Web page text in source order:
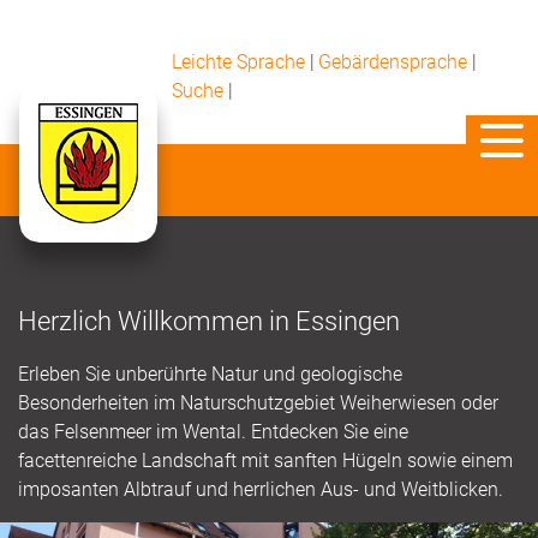
Leichte Sprache | Gebärdensprache |
Suche |
Herzlich Willkommen in Essingen
Erleben Sie unberührte Natur und geologische
Besonderheiten im Naturschutzgebiet Weiherwiesen oder
das Felsenmeer im Wental. Entdecken Sie eine
facettenreiche Landschaft mit sanften Hügeln sowie einem
imposanten Albtrauf und herrlichen Aus- und Weitblicken.